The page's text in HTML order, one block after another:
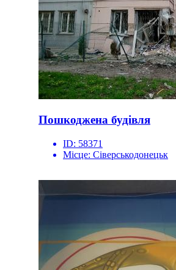
Пошкоджена будівля
ID: 58371
Місце: Сіверськодонецьк